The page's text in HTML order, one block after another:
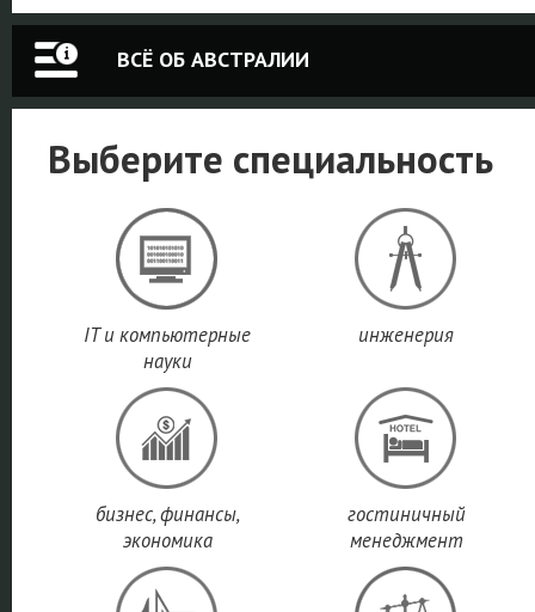
ВСЁ ОБ АВСТРАЛИИ
Выберите специальность
IT и компьютерные
науки
инженерия
бизнес, финансы,
экономика
гостиничный
менеджмент